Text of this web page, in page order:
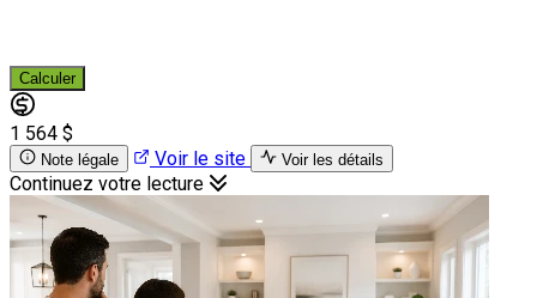
Calculer
1 564 $
Note légale Voir le site Voir les détails
Continuez votre lecture